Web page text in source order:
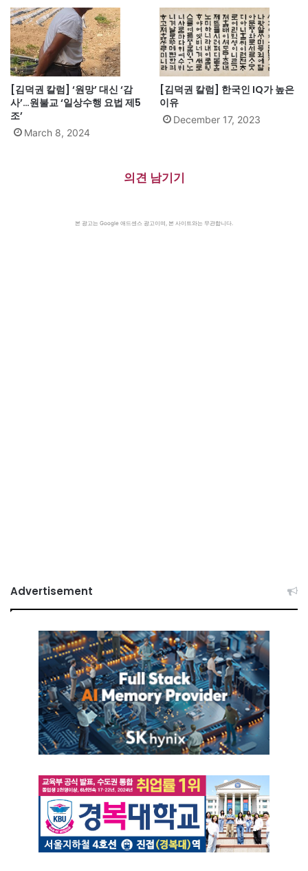
[김덕권 칼럼] ‘원망’ 대신 ‘감
사’…원불교 ‘일상수행 요법 제5
조’
March 8, 2024
[김덕권 칼럼] 한국인 IQ가 높은
이유
December 17, 2023
의견 남기기
본 광고는 Google 애드센스 광고이며, 본 사이트와는 무관합니다.
Advertisement